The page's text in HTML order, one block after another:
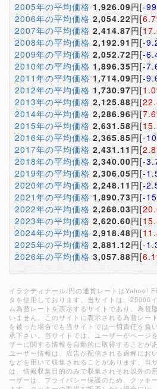
2005年の平均価格 1,926.09円[-
2006年の平均価格 2,054.22円[
2007年の平均価格 2,414.87円[
2008年の平均価格 2,192.91 円[-
2009年の平均価格 2,052.72円[-
2010年の平均価格 1,896.35円[-
2011年の平均価格 1,714.09円[-
2012年の平均価格 1,730.97円[
2013年の平均価格 2,125.88円[
2014年の平均価格 2,286.96円[
2015年の平均価格 2,631.58円[
2016年の平均価格 2,365.85円[-
2017年の平均価格 2,431.11 円[
2018年の平均価格 2,340.00円[-
2019年の平均価格 2,306.05円[-
2020年の平均価格 2,248.11 円[-
2021年の平均価格 1,890.73円[-
2022年の平均価格 2,268.03円[
2023年の平均価格 2,620.60円[
2024年の平均価格 2,918.48円[
2025年の平均価格 2,881.12円[-
2026年の平均価格 3,057.88円[
イラクディナール/円の通貨レートはYahoo!
タを使用しております。当サイトは、25000
ム為替レートを表示するサイトであり、為替
いません。このサイトに表示される為替レー
を被った場合でも当サイトでは一切責任を負
承下さい。当サイトでは、ユーザーがページ
ザーに関する情報を自動的に取得することが
ユーザー情報は、広告が配信される過程にお
などを用いて収集されることがあります。当
は、情報収集目的のみで収集されそれ以外の
ーザーは、プライバシー保護のため、クッキ